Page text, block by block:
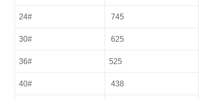
24# 745
30# 625
36# 525
40# 438